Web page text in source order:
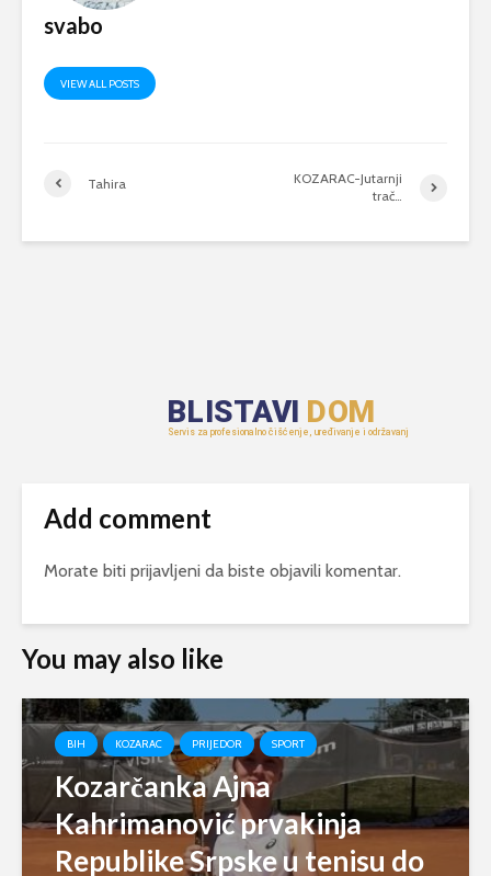
svabo
VIEW ALL POSTS
Tahira
KOZARAC-Jutarnji
trač…
Add comment
Morate biti prijavljeni da biste objavili komentar.
You may also like
BIH KOZARAC PRIJEDOR SPORT
Kozarčanka Ajna
Kahrimanović prvakinja
Republike Srpske u tenisu do